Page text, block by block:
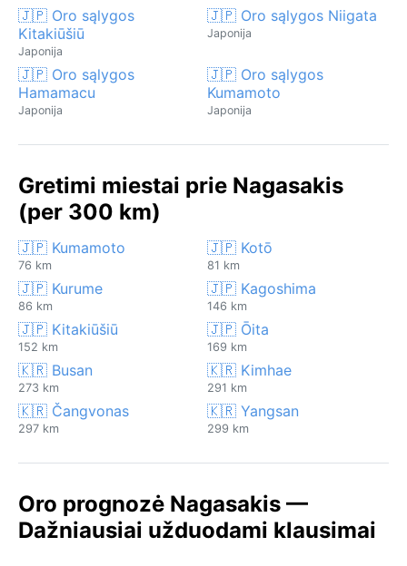
🇯🇵 Oro sąlygos
Kitakiūšiū
Japonija
🇯🇵 Oro sąlygos Niigata
Japonija
🇯🇵 Oro sąlygos
Hamamacu
Japonija
🇯🇵 Oro sąlygos
Kumamoto
Japonija
Gretimi miestai prie Nagasakis
(per 300 km)
🇯🇵 Kumamoto
76 km
🇯🇵 Kotō
81 km
🇯🇵 Kurume
86 km
🇯🇵 Kagoshima
146 km
🇯🇵 Kitakiūšiū
152 km
🇯🇵 Ōita
169 km
🇰🇷 Busan
273 km
🇰🇷 Kimhae
291 km
🇰🇷 Čangvonas
297 km
🇰🇷 Yangsan
299 km
Oro prognozė Nagasakis —
Dažniausiai užduodami klausimai